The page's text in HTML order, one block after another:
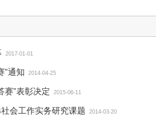
2017-01-01
”通知 2014-04-25
赛”表彰决定 2015-06-11
会工作实务研究课题 2014-03-20